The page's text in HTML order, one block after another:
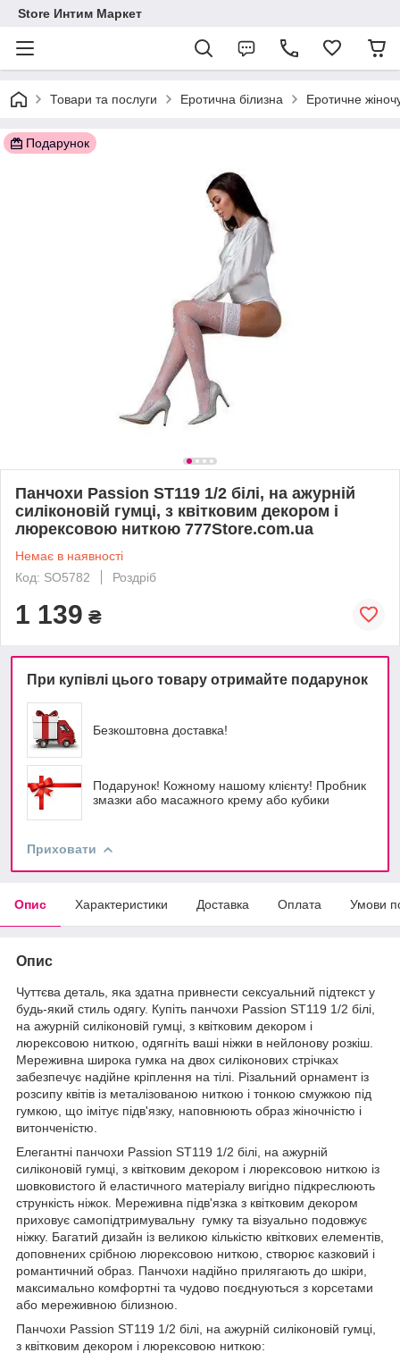
Store Интим Маркет
Товари та послуги Еротична білизна Еротичне
Подарунок
Панчохи Passion ST119 1/2 білі, на ажурній
силіконовій гумці, з квітковим декором і
люрексовою ниткою 777Store.com.ua
Немає в наявності
Код: SO5782
Роздріб
1 139 ₴
При купівлі цього товару отримайте подарунок
Безкоштовна доставка!
Подарунок! Кожному нашому клієнту! Пробник
змазки або масажного крему або кубики
Приховати
Опис Характеристики Доставка Оплата Умови
Опис
Чуттєва деталь, яка здатна привнести сексуальний підтекст у
будь-який стиль одягу. Купіть панчохи Passion ST119 1/2 білі,
на ажурній силіконовій гумці, з квітковим декором і
люрексовою ниткою, одягніть ваші ніжки в нейлонову розкіш.
Мереживна широка гумка на двох силіконових стрічках
забезпечує надійне кріплення на тілі. Різальний орнамент із
розсипу квітів із металізованою ниткою і тонкою смужкою під
гумкою, що імітує підв'язку, наповнюють образ жіночністю і
витонченістю.
Елегантні панчохи Passion ST119 1/2 білі, на ажурній
силіконовій гумці, з квітковим декором і люрексовою ниткою із
шовковистого й еластичного матеріалу вигідно підкреслюють
стрункість ніжок. Мереживна підв'язка з квітковим декором
приховує самопідтримувальну гумку та візуально подовжує
ніжку. Багатий дизайн із великою кількістю квіткових елементів,
доповнених срібною люрексовою ниткою, створює казковий і
романтичний образ. Панчохи надійно прилягають до шкіри,
максимально комфортні та чудово поєднуються з корсетами
або мереживною білизною.
Панчохи Passion ST119 1/2 білі, на ажурній силіконовій гумці,
з квітковим декором і люрексовою ниткою: